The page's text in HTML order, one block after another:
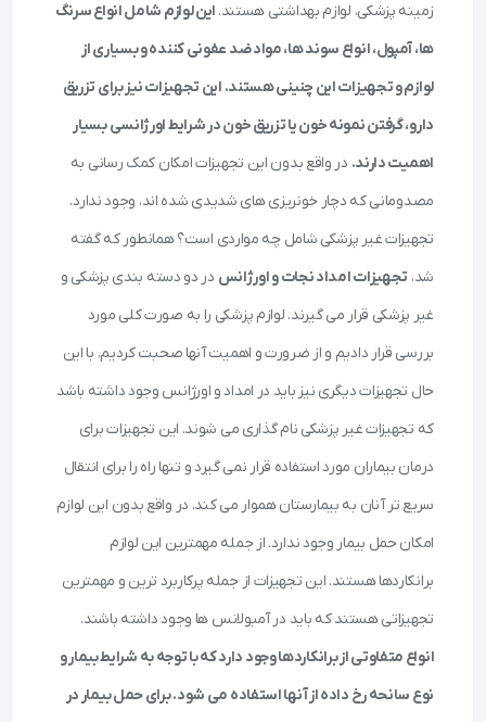
زمینه پزشکی، لوازم بهداشتی هستند. این لوازم شامل انواع سرنگ
ها، آمپول، انواع سوند ها، مواد ضد عفونی کننده و بسیاری از
لوازم و تجهیزات این چنینی هستند. این تجهیزات نیز برای تزریق
دارو، گرفتن نمونه خون یا تزریق خون در شرایط اورژانسی بسیار
اهمیت دارند. در واقع بدون این تجهیزات امکان کمک رسانی به
مصدومانی که دچار خونریزی های شدیدی شده اند، وجود ندارد.
تجهیزات غیر پزشکی شامل چه مواردی است؟ همانطور که گفته
شد، تجهیزات امداد نجات و اورژانس در دو دسته بندی پزشکی و
غیر پزشکی قرار می گیرند. لوازم پزشکی را به صورت کلی مورد
بررسی قرار دادیم و از ضرورت و اهمیت آنها صحبت کردیم. با این
حال تجهیزات دیگری نیز باید در امداد و اورژانس وجود داشته باشد
که تجهیزات غیر پزشکی نام گذاری می شوند. این تجهیزات برای
درمان بیماران مورد استفاده قرار نمی گیرد و تنها راه را برای انتقال
سریع تر آنان به بیمارستان هموار می کند. در واقع بدون این لوازم
امکان حمل بیمار وجود ندارد. از جمله مهمترین این لوازم
برانکاردها هستند. این تجهیزات از جمله پرکاربرد ترین و مهمترین
تجهیزاتی هستند که باید در آمبولانس ها وجود داشته باشند.
انواع متفاوتی از برانکاردها وجود دارد که با توجه به شرایط بیمار و
نوع سانحه رخ داده از آنها استفاده می شود. برای حمل بیمار در